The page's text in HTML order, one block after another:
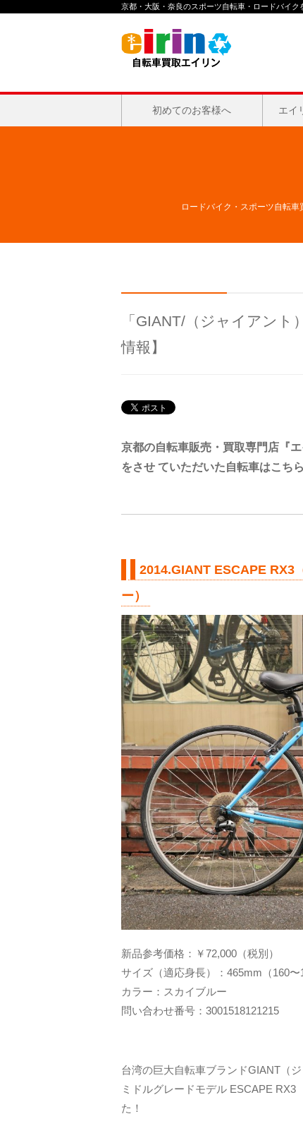
京都・大阪・奈良のスポーツ自転車・ロードバイク
初めてのお客様へ エイ
ロードバイク・スポーツ自転車
「GIANT/（ジャイアン
情報】
京都の自転車販売・買取専門店『
をさせ ていただいた自転車はこちら
2014.GIANT ESCAPE RX3
ー）
新品参考価格：￥72,000（税別）
サイズ（適応身長）：465mm（160〜
カラー：スカイブルー
問い合わせ番号：3001518121215
台湾の巨大自転車ブランドGIANT（
ミドルグレードモデル ESCAPE RX3
た！